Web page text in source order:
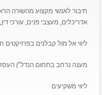
חיבור לאנשי מקצוע מהשורה
אדריכלים, מעצבי פנים, עורכי
ליווי אל מול קבלנים בפרויקטים
מענה נרחב בתחום הנדל”ן
ליווי משקיעים